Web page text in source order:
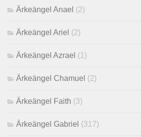
Ärkeängel Anael (2)
Ärkeängel Ariel (2)
Ärkeängel Azrael (1)
Ärkeängel Chamuel (2)
Ärkeängel Faith (3)
Ärkeängel Gabriel (317)